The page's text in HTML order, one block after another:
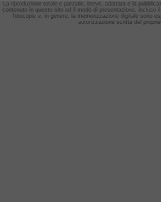
La riproduzione totale e parziale, breve, adattata e la
contenuto in questo sito ed il modo di presentazione, incluso
fotocopie e, in genere, la memorizzazione digitale sono
autorizzazione scritta del